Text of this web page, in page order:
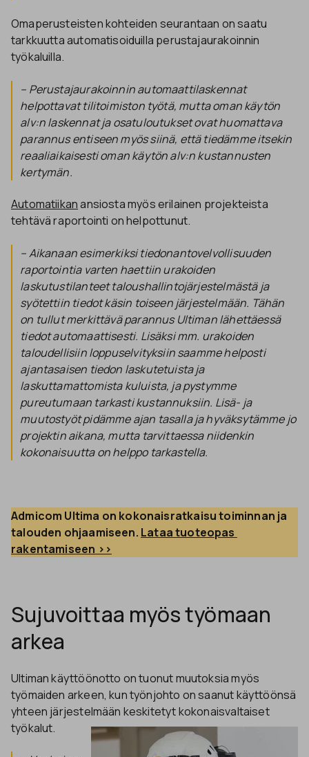
Omaperusteisten kohteiden seurantaan on saatu
tarkkuutta automatisoiduilla perustajaurakoinnin
työkaluilla.
– Perustajaurakoinnin automaattilaskennat
helpottavat tilitoimiston työtä, mutta oman käytön
alv:n laskennat ja osatuloutukset ovat huomattava
parannus entiseen myös siinä, että tiedämme itsekin
reaaliaikaisesti oman käytön alv:n kustannusten
kertymän.
Automatiikanansiosta myös erilainen projekteista
tehtävä raportointi on helpottunut.
– Aikanaan esimerkiksi tiedonantovelvollisuuden
raportointia varten haettiin urakoiden
laskutustilanteet taloushallintojärjestelmästä ja
syötettiin tiedot käsin toiseen järjestelmään. Tähän
on tullut merkittävä parannus Ultiman lähettäessä
tiedot automaattisesti. Lisäksi mm. urakoiden
taloudellisiin loppuselvityksiin saamme helposti
ajantasaisen tiedon laskutetuista ja
laskuttamattomista kuluista, ja pystymme
pureutumaan tarkasti kustannuksiin. Lisä- ja
muutostyöt pidämme ajan tasalla ja hyväksytämme jo
projektin aikana, mutta tarvittaessa niidenkin
kokonaisuutta on helppo tarkastella.
Admicom Ultima on kokonaisratkaisu toiminnan ja
talouden ohjaamiseen. Lataa tuoteopas
rakentamiseen >>
Sujuvoittaa myös työmaan
arkea
Ultiman käyttöönotto on tuonut muutoksia myös
työmaiden arkeen, kun työnjohto on saanut käyttöönsä
yhteen järjestelmään keskitetyt kokonaisvaltaiset
työkalut.